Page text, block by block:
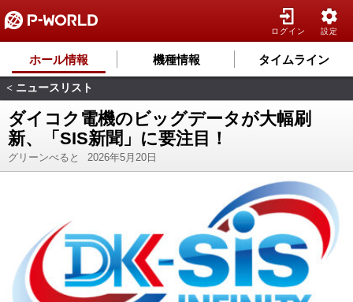
ログイン 設定
ホール情報 機種情報 タイムライン
< ニュースリスト
ダイコク電機のビッグデータが大幅刷
新、「SIS新聞」に要注目！
グリーンべると 2026年5月20日